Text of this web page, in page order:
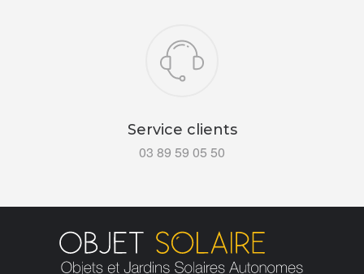
Service clients
03 89 59 05 50